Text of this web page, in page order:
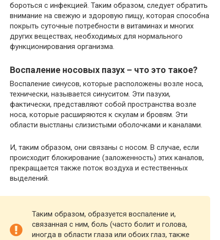
бороться с инфекцией. Таким образом, следует обратить
внимание на свежую и здоровую пищу, которая способна
покрыть суточные потребности в витаминах и многих
других веществах, необходимых для нормального
функционирования организма.
Воспаление носовых пазух – что это такое?
Воспаление синусов, которые расположены возле носа,
технически, называется синуситом. Эти пазухи,
фактически, представляют собой пространства возле
носа, которые расширяются к скулам и бровям. Эти
области выстланы слизистыми оболочками и каналами.
И, таким образом, они связаны с носом. В случае, если
происходит блокирование (заложенность) этих каналов,
прекращается также поток воздуха и естественных
выделений.
Таким образом, образуется воспаление и,
связанная с ним, боль (часто болит и голова,
иногда в области глаза или обоих глаз, также